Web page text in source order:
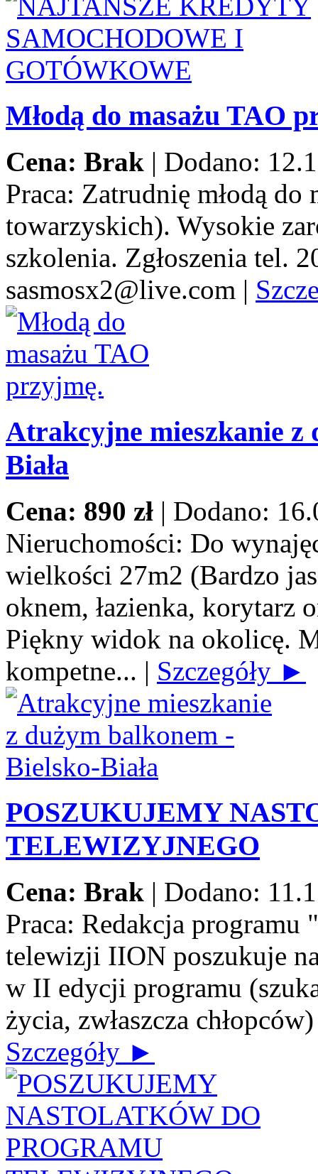
Młodą do masażu TAO
Cena: Brak | Dodano:
Praca: Zatrudnię młodą do
towarzyskich). Wysokie
szkolenia. Zgłoszenia tel.
sasmosx2@live.com |
Atrakcyjne mieszkanie z
Biała
Cena: 890 zł | Dodano:
Nieruchomości: Do
wielkości 27m2 (Bardzo
oknem, łazienka, korytarz
Piękny widok na okolicę.
kompetne... | Szczegóły ►
POSZUKUJEMY
TELEWIZYJNEGO
Cena: Brak | Dodano:
Praca: Redakcja programu
telewizji IION poszukuje
w II edycji programu
życia, zwłaszcza
Szczegóły ►